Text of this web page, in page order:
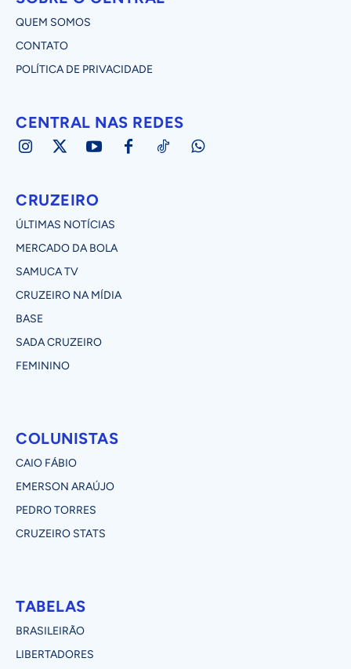
QUEM SOMOS
CONTATO
POLÍTICA DE PRIVACIDADE
CENTRAL NAS REDES
CRUZEIRO
ÚLTIMAS NOTÍCIAS
MERCADO DA BOLA
SAMUCA TV
CRUZEIRO NA MÍDIA
BASE
SADA CRUZEIRO
FEMININO
COLUNISTAS
CAIO FÁBIO
EMERSON ARAÚJO
PEDRO TORRES
CRUZEIRO STATS
TABELAS
BRASILEIRÃO
LIBERTADORES